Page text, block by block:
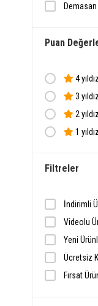
Demasan
Puan
4
3
2
1
Filtreler
İndirimli
Videolu
Yeni
Ücretsiz
Fırsat